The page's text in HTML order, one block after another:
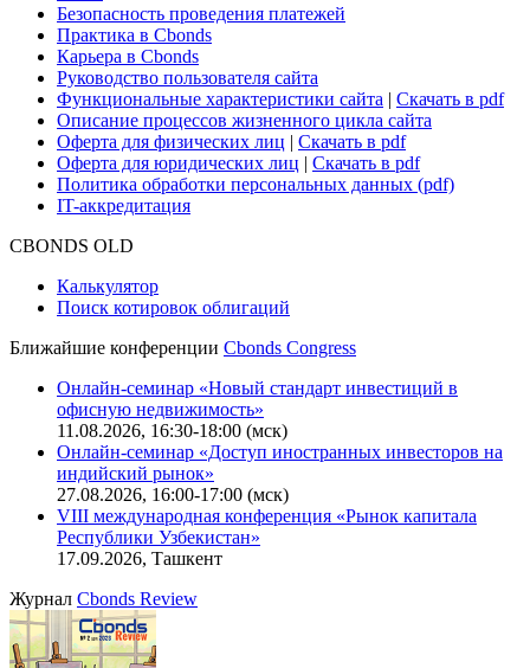
Поддержка
Для клиентов
О нас
Безопасность проведения платежей
Практика в Cbonds
Карьера в Cbonds
Руководство пользователя сайта
Функциональные характеристики сайта|Скачать в pdf
Описание процессов жизненного цикла сайта
Оферта для физических лиц
Оферта для юридических лиц
IT-аккредитация
Поиск котировок облигаций
Ближайшие конференцииCbonds Congress
Онлайн-семинар «Новый стандарт инвестиций в
офисную недвижимость»
11.08.2026, 16:30-18:00 (мск)
Онлайн-семинар «Доступ иностранных инвесторов на
индийский рынок»
VIII международная конференция «Рынок капитала
Республики Узбекистан»
17.09.2026, Ташкент